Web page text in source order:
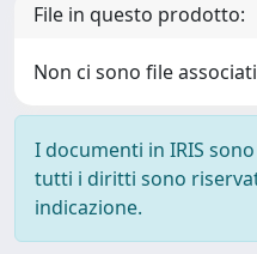
File in questo prodotto:
Non ci sono file
I documenti in IRIS
tutti i diritti sono
indicazione.